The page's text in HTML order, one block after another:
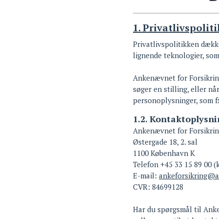
1.
Privatlivspolitikken
lignende teknologier,
Ankenævnet for
søger en stilling, eller
personoplysninger, som
1.2.
Ankenævnet for
Østergade 18, 2. sal
1100 København K
Telefon +45 33 15 89 00
E-mail:
CVR: 84699128
Har du spørgsmål til